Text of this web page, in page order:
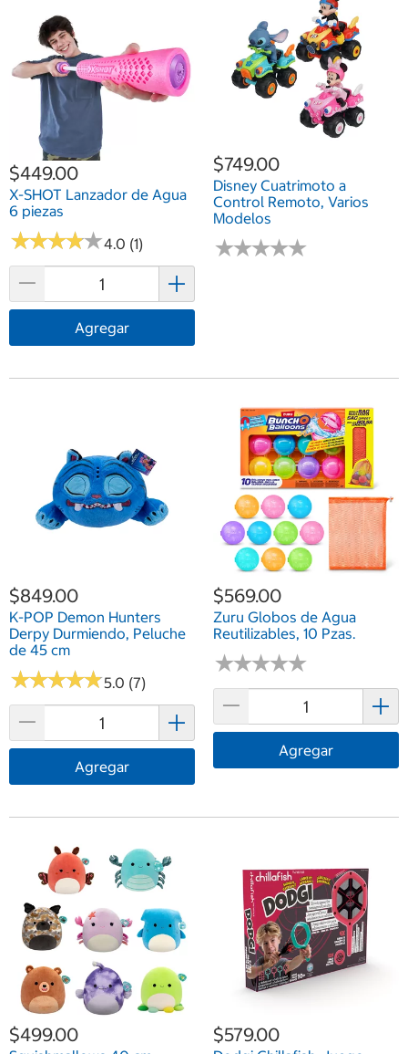
$449.00
X-SHOT Lanzador de Agua
6 piezas
★★★★★
★★★★★4.0 (1)
Agregar
$749.00
Disney Cuatrimoto a
Control Remoto, Varios
Modelos
★★★★★
★★★★★
$849.00
K-POP Demon Hunters
Derpy Durmiendo, Peluche
de 45 cm
★★★★★
★★★★★5.0 (7)
Agregar
$569.00
Zuru Globos de Agua
Reutilizables, 10 Pzas.
★★★★★
★★★★★
Agregar
$499.00 $579.00